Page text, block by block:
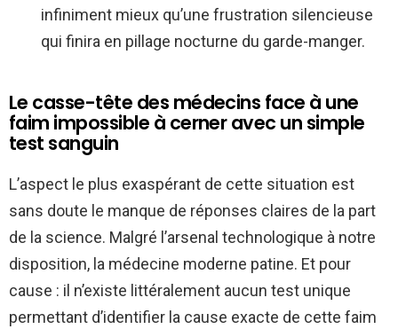
infiniment mieux qu’une frustration silencieuse
qui finira en pillage nocturne du garde-manger.
Le casse-tête des médecins face à une
faim impossible à cerner avec un simple
test sanguin
L’aspect le plus exaspérant de cette situation est
sans doute le manque de réponses claires de la part
de la science. Malgré l’arsenal technologique à notre
disposition, la médecine moderne patine. Et pour
cause : il n’existe littéralement aucun test unique
permettant d’identifier la cause exacte de cette faim